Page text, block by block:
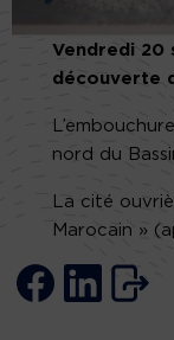
Vendredi 20
découverte
nord du
La cité
Marocain »